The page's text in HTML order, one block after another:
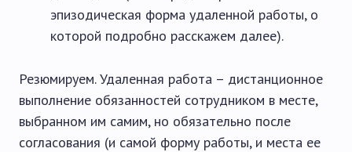
эпизодическая форма удаленной работы, о
которой подробно расскажем далее).
Резюмируем. Удаленная работа – дистанционное
выполнение обязанностей сотрудником в месте,
выбранном им самим, но обязательно после
согласования (и самой форму работы, и места ее